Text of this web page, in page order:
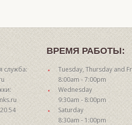
служба:
54
ВРЕМЯ РАБОТЫ:
Tuesday, Thursday and
8:00am - 7:00pm
Wednesday
9:30am - 8:00pm
Saturday
8:30am - 1:00pm